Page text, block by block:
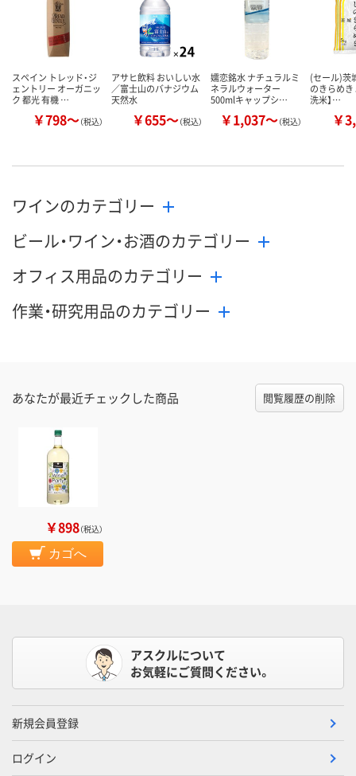
スペイン トレッド・ジ
ェントリー オーガニッ
ク 都光 有機 …
￥798～（税込）
アサヒ飲料 おいしい水
／富士山のバナジウム
天然水
￥655～（税込）
嬬恋銘水 ナチュラルミ
ネラルウォーター
500mlキャップシ…
￥1,037～（税込）
(セール)茨
のきらめき
洗米】…
￥
ワインのカテゴリー
ビール・ワイン・お酒のカテゴリー
オフィス用品のカテゴリー
作業・研究用品のカテゴリー
あなたが最近チェックした商品 閲覧履歴の削除
￥898（税込）
カゴへ
アスクルについて
お気軽にご質問ください。
新規会員登録
ログイン